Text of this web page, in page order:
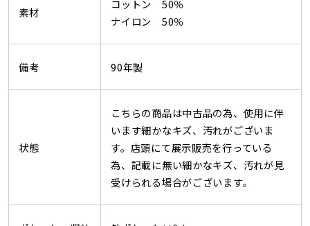
素材
コットン 50％
ナイロン 50％
備考 90年製
状態
こちらの商品は中古品の為、使用に伴
います細かなキズ、汚れがございま
す。店頭にて展示販売を行っている
為、記載に無い細かなキズ、汚れが見
受けられる場合がございます。